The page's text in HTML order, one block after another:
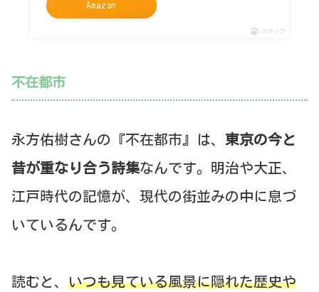
Amazon
ポチップ
不在都市
永方佑樹さんの『不在都市』は、 東京の今と
昔が重なり合う詩集なんです。明治や大正、
江戸時代の記憶が、現代の街並みの中に息づ
いているんです。
読むと、 いつも見ている風景に隠れた歴史や